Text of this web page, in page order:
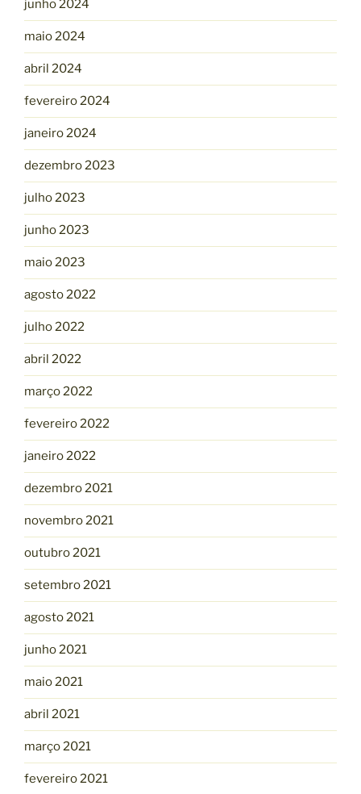
junho 2024
maio 2024
abril 2024
fevereiro 2024
janeiro 2024
dezembro 2023
julho 2023
junho 2023
maio 2023
agosto 2022
julho 2022
abril 2022
março 2022
fevereiro 2022
janeiro 2022
dezembro 2021
novembro 2021
outubro 2021
setembro 2021
agosto 2021
junho 2021
maio 2021
abril 2021
março 2021
fevereiro 2021